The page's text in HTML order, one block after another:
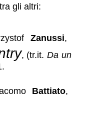
gli altri:
Zanussi,
, (tr.it.Da un
.
Battiato,